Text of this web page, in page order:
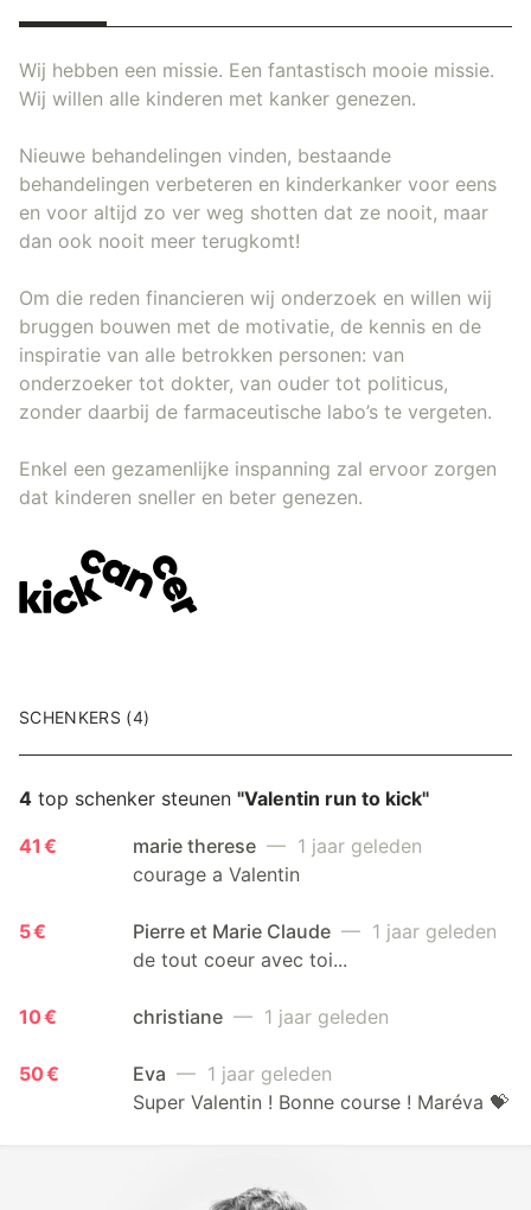
Wij hebben een missie. Een fantastisch mooie missie.
Wij willen alle kinderen met kanker genezen.
Nieuwe behandelingen vinden, bestaande
behandelingen verbeteren en kinderkanker voor eens
en voor altijd zo ver weg shotten dat ze nooit, maar
dan ook nooit meer terugkomt!
Om die reden financieren wij onderzoek en willen wij
bruggen bouwen met de motivatie, de kennis en de
inspiratie van alle betrokken personen: van
onderzoeker tot dokter, van ouder tot politicus,
zonder daarbij de farmaceutische labo’s te vergeten.
Enkel een gezamenlijke inspanning zal ervoor zorgen
dat kinderen sneller en beter genezen.
SCHENKERS (4)
4 top schenker steunen "Valentin run to kick"
41 €
marie therese — 1 jaar geleden
courage a Valentin
5 € Pierre et Marie Claude — 1 jaar geleden
de tout coeur avec toi...
10 € christiane — 1 jaar geleden
50 € Eva — 1 jaar geleden
Super Valentin ! Bonne course ! Maréva 💝